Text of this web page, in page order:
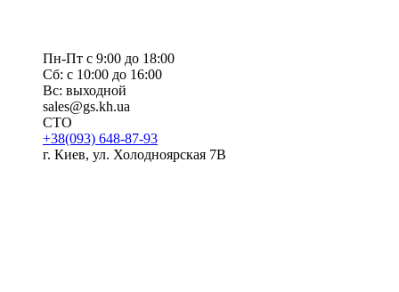
Пн-Пт с 9:00 до 18:00
Сб: с 10:00 до 16:00
Вс: выходной
sales@gs.kh.ua
СТО
+38(093) 648-87-93
г. Киев, ул. Холодноярская 7В